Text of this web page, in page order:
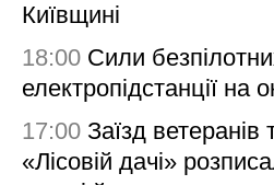
Київщині
18:00 Сили
електропідстанції на
17:00 Заїзд ветеранів
«Лісовій дачі»